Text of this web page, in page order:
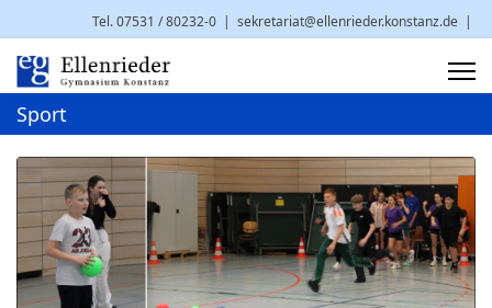
Tel. 07531 / 80232-0 | sekretariat@ellenrieder.konstanz.de |
Brauneggerstr. 29 | 78462 Konstanz
Sport